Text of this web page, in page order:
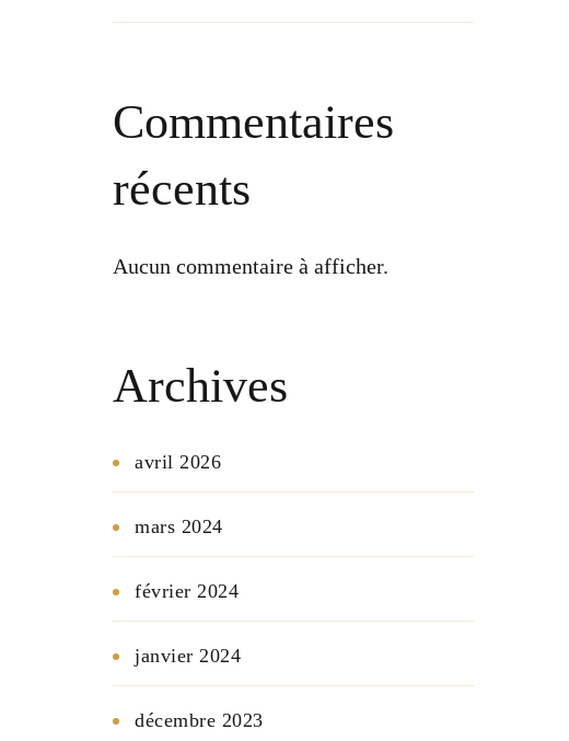
Commentaires
récents
Aucun commentaire à afficher.
Archives
avril 2026
mars 2024
février 2024
janvier 2024
décembre 2023